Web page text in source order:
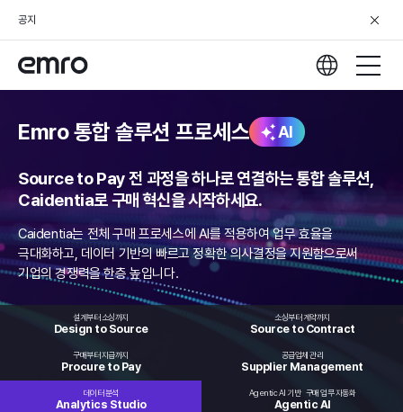
공지
Emro 통합 솔루션 프로세스 AI
Source to Pay 전 과정을 하나로 연결하는 통합 솔루션,
Caidentia로 구매 혁신을 시작하세요.
Caidentia는 전체 구매 프로세스에 AI를 적용하여 업무 효율을
극대화하고, 데이터 기반의 빠르고 정확한 의사결정을 지원함으로써
기업의 경쟁력을 한층 높입니다.
설계부터 소싱까지
Design to Source
소싱부터 계약까지
Source to Contract
구매부터 지급까지
Procure to Pay
공급업체 관리
Supplier Management
데이터 분석
Analytics Studio
Agentic AI 기반 구매 업무 자동화
Agentic AI